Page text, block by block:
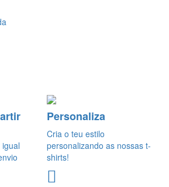
Personaliza
Cria o teu estilo
personalizando as nossas t-
shirts!